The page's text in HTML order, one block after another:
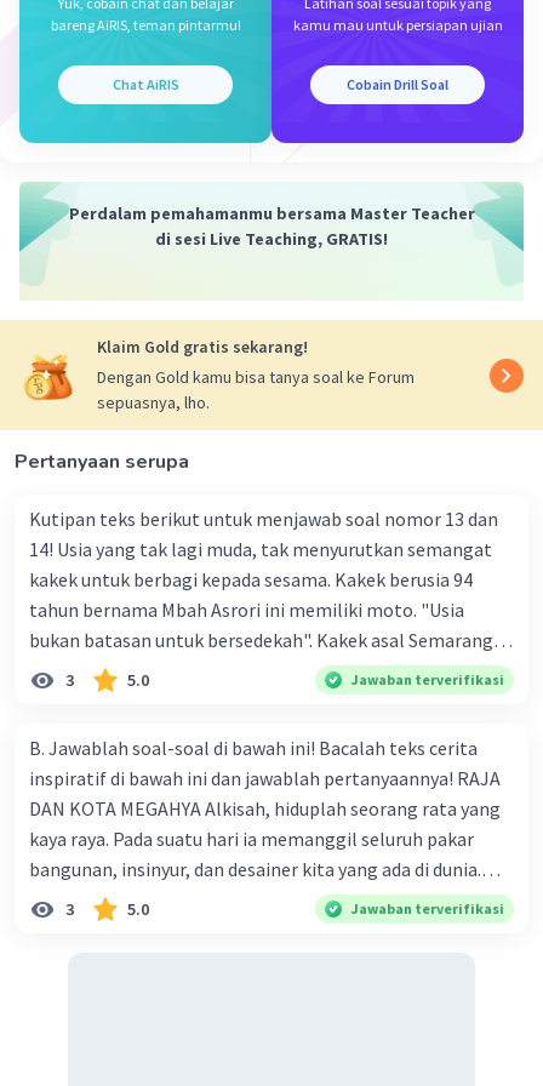
bareng AiRIS, teman pintarmu!
Chat AiRIS
kamu mau untuk persiapan ujian
Cobain Drill Soal
Perdalam pemahamanmu bersama Master Teacher
di sesi Live Teaching, GRATIS!
Klaim Gold gratis sekarang!
Dengan Gold kamu bisa tanya soal ke Forum
sepuasnya, lho.
Pertanyaan serupa
Kutipan teks berikut untuk menjawab soal nomor 13 dan
14! Usia yang tak lagi muda, tak menyurutkan semangat
kakek untuk berbagi kepada sesama. Kakek berusia 94
tahun bernama Mbah Asrori ini memiliki moto. "Usia
bukan batasan untuk bersedekah". Kakek asal Semarang
ini setiap hari Jumat selalu melakukan sedekah dengan
membagikan nasi bungkus kepada orang- orang yang
lainnya. Kakek tiga anak ini setidaknya menyisihkan uang
sebanyak Rp400 ribu per bulan untuk sedekah. 13. Kutipan
cerita tersebut sangat inspiratif karena ..... tokoh. a.
kekayaan b. kepedulian c. usia d. profesi 14. Makna moto
"usia bukan batasan untuk berhenti bersedekah" dalam
teks tersebut adalah... HOTS a. usia menjadi tolak ukur
3 5.0 Jawaban terverifikasi
B. Jawablah soal-soal di bawah ini! Bacalah teks cerita
inspiratif di bawah ini dan jawablah pertanyaannya! RAJA
DAN KOTA MEGAHYA Alkisah, hiduplah seorang rata yang
kaya raya. Pada suatu hari ia memanggil seluruh pakar
bangunan, insinyur, dan desainer kita yang ada di dunia.
Kepada mereka ia meminta untuk dibuatkan sebuah kota
yang paling megah dan paling pindah di seluruh dunia.
3 5.0 Jawaban terverifikasi